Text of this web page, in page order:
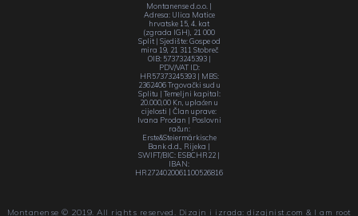
Montanense d.o.o. |
Adresa: Ulica Matice
hrvatske 15, 4. kat
(zgrada IGH), 21 000
Split | Sjedište: Gospe od
mira 19, 21 311 Stobreč
OIB: 57373245393 |
PDV/VAT ID:
HR57373245393 | MBS:
2362406 Trgovački sud u
Splitu | Temeljni kapital:
20.000,00 Kn, uplaćen u
cijelosti | Član uprave:
Ivana Prodan | Poslovni
račun:
Erste&Steiermärkische
Bank d.d., Rijeka |
SWIFT/BIC: ESBCHR22 |
IBAN:
HR2724020061100526816
Montanense © 2019. All rights reserved. Dizajn i izrada: dizajnist.com & I am root